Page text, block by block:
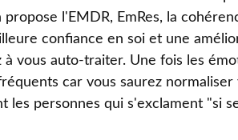
propose l'EMDR, EmRes, la
confiance en soi et une
à vous auto-traiter. Une fois les
car vous saurez
les personnes qui s'exclament "si